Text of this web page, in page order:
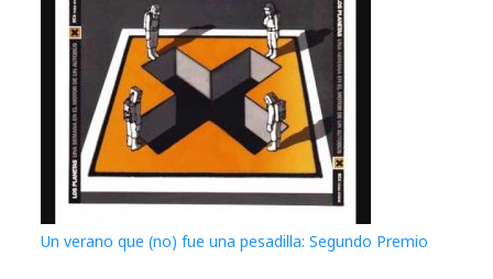
Un verano que (no) fue una pesadilla: Segundo Premio